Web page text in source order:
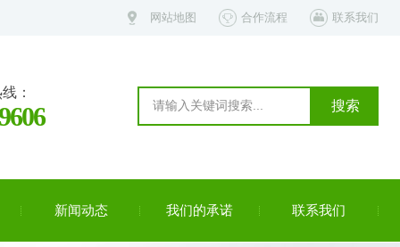
网站地图 合作流程 联系我们
：
新闻动态 我们的承诺 联系我们